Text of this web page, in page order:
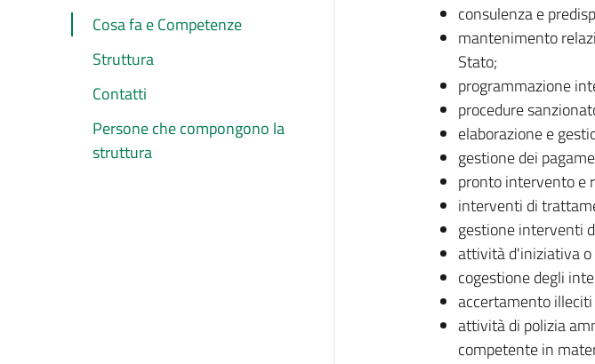
Cosa fa e Competenze
Struttura
Contatti
Persone che compongono la
struttura
consulenza e
mantenimento
Stato;
programmazione
procedure
elaborazione e
gestione dei
pronto intervento e
interventi di
gestione interventi
attività d'iniziativa o
cogestione degli
accertamento
attività di polizia
competente in